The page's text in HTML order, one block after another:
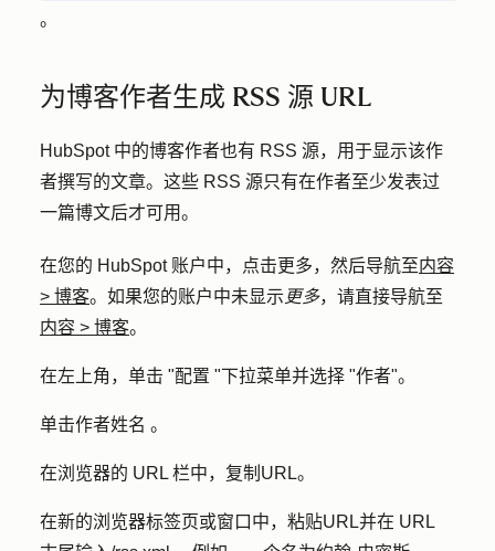
。
为博客作者生成 RSS 源 URL
HubSpot 中的博客作者也有 RSS 源，用于显示该作
者撰写的文章。这些 RSS 源只有在作者至少发表过
一篇博文后才可用。
在您的 HubSpot 账户中，点击更多，然后导航至内容
> 博客。如果您的账户中未显示 更多，请直接导航至
内容 > 博客。
在左上角，单击 "配置 "下拉菜单并选择 "作者"。
单击作者姓名 。
在浏览器的 URL 栏中，复制 URL。
在新的浏览器标签页或窗口中，粘贴URL并在 URL